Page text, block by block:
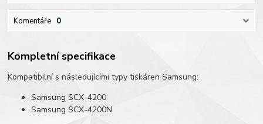
Komentáře 0
Kompletní specifikace
Kompatibilní s následujícími typy tiskáren Samsung:
Samsung SCX-4200
Samsung SCX-4200N